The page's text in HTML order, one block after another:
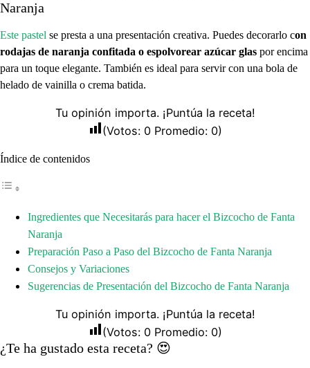
Naranja
Este pastel se presta a una presentación creativa. Puedes decorarlo con
rodajas de naranja confitada o espolvorear azúcar glas por encima
para un toque elegante. También es ideal para servir con una bola de
helado de vainilla o crema batida.
Tu opinión importa. ¡Puntúa la receta!
(Votos: 0Promedio: 0)
Índice de contenidos
Ingredientes que Necesitarás para hacer el Bizcocho de Fanta
Naranja
Preparación Paso a Paso del Bizcocho de Fanta Naranja
Consejos y Variaciones
Sugerencias de Presentación del Bizcocho de Fanta Naranja
Tu opinión importa. ¡Puntúa la receta!
(Votos: 0Promedio: 0)
¿Te ha gustado esta receta? 😍